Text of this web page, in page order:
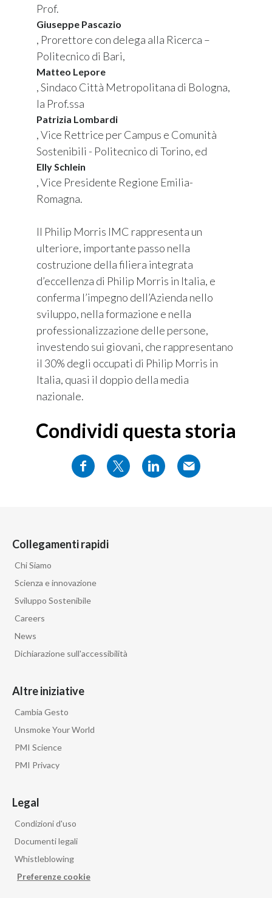
Prof.
Giuseppe Pascazio
, Prorettore con delega alla Ricerca –
Politecnico di Bari,
Matteo Lepore
, Sindaco Città Metropolitana di Bologna,
la Prof.ssa
Patrizia Lombardi
, Vice Rettrice per Campus e Comunità
Sostenibili - Politecnico di Torino, ed
Elly Schlein
, Vice Presidente Regione Emilia-
Romagna.
Il Philip Morris IMC rappresenta un
ulteriore, importante passo nella
costruzione della filiera integrata
d’eccellenza di Philip Morris in Italia, e
conferma l’impegno dell’Azienda nello
sviluppo, nella formazione e nella
professionalizzazione delle persone,
investendo sui giovani, che rappresentano
il 30% degli occupati di Philip Morris in
Italia, quasi il doppio della media
nazionale.
Condividi questa storia
Collegamenti rapidi
Chi Siamo
Scienza e innovazione
Sviluppo Sostenibile
Careers
News
Dichiarazione sull'accessibilità
Altre iniziative
Cambia Gesto
Unsmoke Your World
PMI Science
PMI Privacy
Legal
Condizioni d'uso
Documenti legali
Whistleblowing
Preferenze cookie